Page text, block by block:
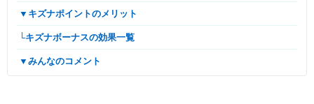
▼キズナポイントのメリット
└キズナボーナスの効果一覧
▼みんなのコメント